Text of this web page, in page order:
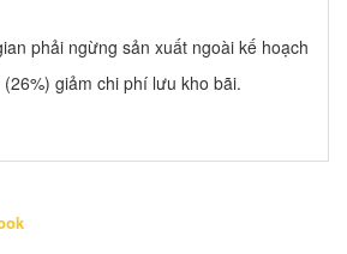
phải ngừng sản xuất ngoài kế hoạch
giảm chi phí lưu kho bãi.